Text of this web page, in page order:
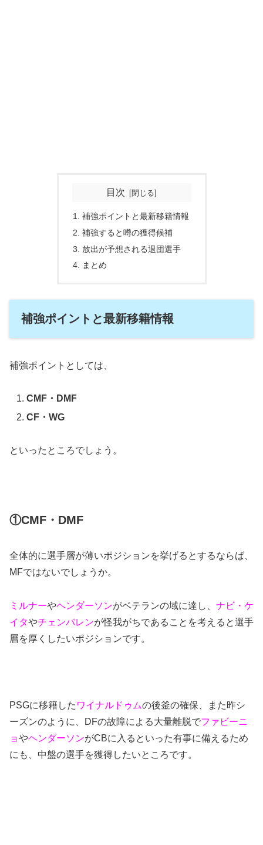
目次
補強ポイントと最新移籍情報
補強すると噂の獲得候補
放出が予想される退団選手
まとめ
補強ポイントと最新移籍情報
補強ポイントとしては、
CMF・DMF
CF・WG
といったところでしょう。
①CMF・DMF
全体的に選手層が薄いポジションを挙げるとするならば、
MFではないでしょうか。
ミルナーやヘンダーソンがベテランの域に達し、 ナビ・ケ
イタやチェンバレンが怪我がちであることを考えると選手
層を厚くしたいポジションです。
PSGに移籍した ワイナルドゥムの後釜の確保、また昨シ
ーズンのように、DFの故障による大量離脱でファビーニ
ョやヘンダーソンがCBに入るといった有事に備えるため
にも、中盤の選手を獲得したいところです。